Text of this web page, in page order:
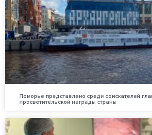
Поморье представлено среди соискателей
просветительской награды страны